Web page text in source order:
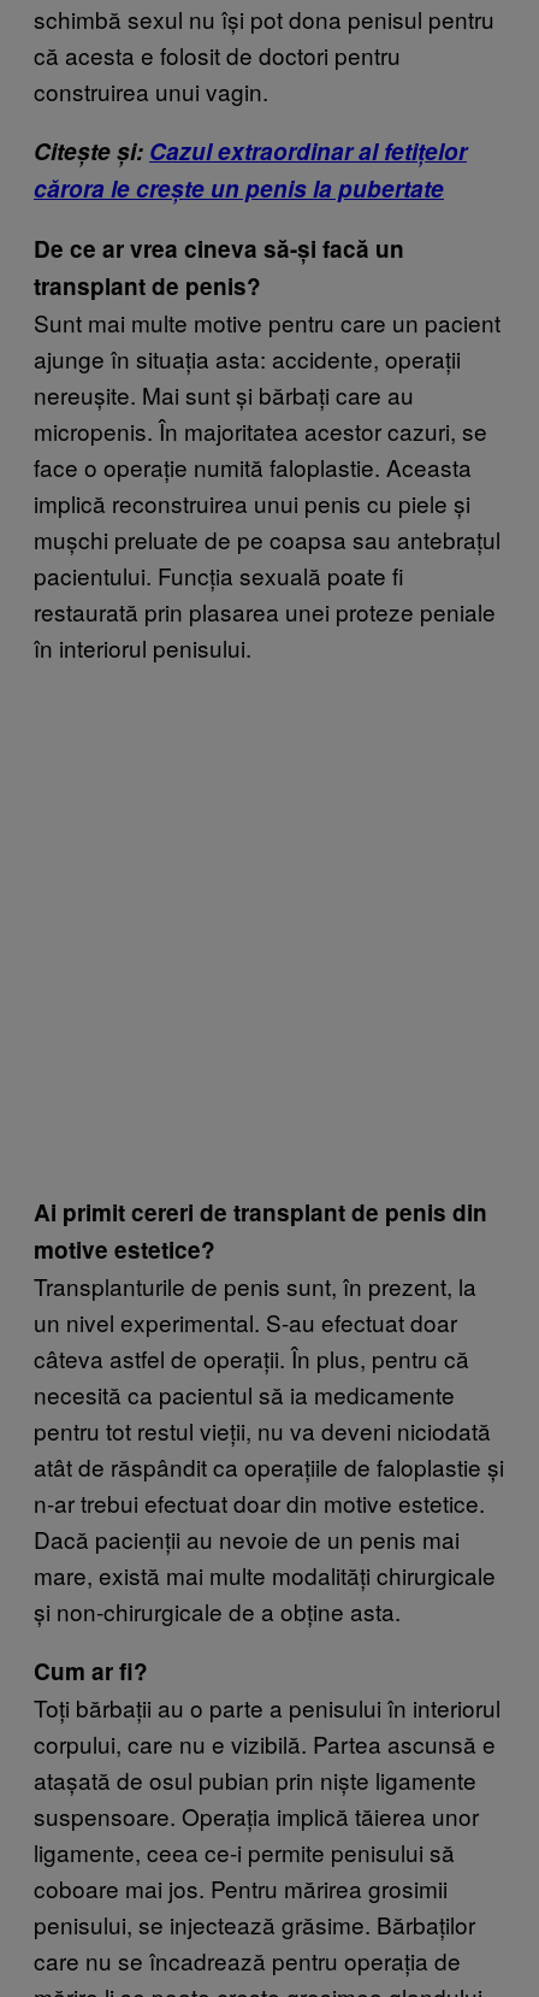
schimbă sexul nu își pot dona penisul pentru
că acesta e folosit de doctori pentru
construirea unui vagin.
Citește și: Cazul extraordinar al fetițelor
cărora le crește un penis la pubertate
De ce ar vrea cineva să-și facă un
transplant de penis?
Sunt mai multe motive pentru care un pacient
ajunge în situația asta: accidente, operații
nereușite. Mai sunt și bărbați care au
micropenis. În majoritatea acestor cazuri, se
face o operație numită faloplastie. Aceasta
implică reconstruirea unui penis cu piele și
mușchi preluate de pe coapsa sau antebrațul
pacientului. Funcția sexuală poate fi
restaurată prin plasarea unei proteze peniale
în interiorul penisului.
Ai primit cereri de transplant de penis din
motive estetice?
Transplanturile de penis sunt, în prezent, la
un nivel experimental. S-au efectuat doar
câteva astfel de operații. În plus, pentru că
necesită ca pacientul să ia medicamente
pentru tot restul vieții, nu va deveni niciodată
atât de răspândit ca operațiile de faloplastie și
n-ar trebui efectuat doar din motive estetice.
Dacă pacienții au nevoie de un penis mai
mare, există mai multe modalități chirurgicale
și non-chirurgicale de a obține asta.
Cum ar fi?
Toți bărbații au o parte a penisului în interiorul
corpului, care nu e vizibilă. Partea ascunsă e
atașată de osul pubian prin niște ligamente
suspensoare. Operația implică tăierea unor
ligamente, ceea ce-i permite penisului să
coboare mai jos. Pentru mărirea grosimii
penisului, se injectează grăsime. Bărbaților
care nu se încadrează pentru operația de